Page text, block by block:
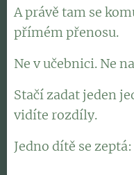
A právě tam se
přímém přenosu.
Ne v učebnici. Ne
Stačí zadat jeden
vidíte rozdíly.
Jedno dítě se zeptá: